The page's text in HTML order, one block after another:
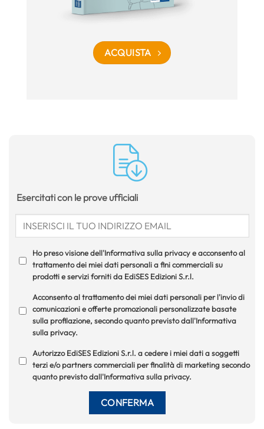
ACQUISTA
Esercitati con le prove ufficiali
Ho preso visione dell'Informativa sulla privacy e acconsento al
trattamento dei miei dati personali a fini commerciali su
prodotti e servizi forniti da EdiSES Edizioni S.r.l.
Acconsento al trattamento dei miei dati personali per l'invio di
comunicazioni e offerte promozionali personalizzate basate
sulla profilazione, secondo quanto previsto dall'Informativa
sulla privacy.
Autorizzo EdiSES Edizioni S.r.l. a cedere i miei dati a soggetti
terzi e/o partners commerciali per finalità di marketing secondo
quanto previsto dall'Informativa sulla privacy.